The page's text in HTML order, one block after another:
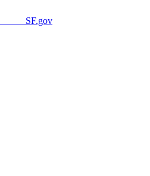
SF.gov